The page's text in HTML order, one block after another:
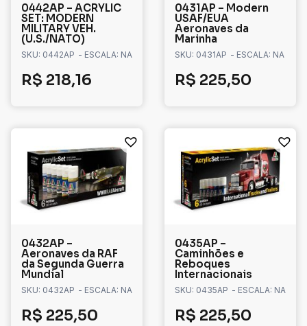
0442AP – ACRYLIC
SET: MODERN
MILITARY VEH.
(U.S./NATO)
SKU: 0442AP - ESCALA: NA
R$ 218,16
0431AP – Modern
USAF/EUA
Aeronaves da
Marinha
SKU: 0431AP - ESCALA: NA
R$ 225,50
0432AP –
Aeronaves da RAF
da Segunda Guerra
Mundial
SKU: 0432AP - ESCALA: NA
R$ 225,50
0435AP –
Caminhões e
Reboques
Internacionais
SKU: 0435AP - ESCALA: NA
R$ 225,50